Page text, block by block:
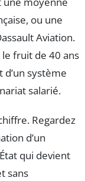
ou une
Aviation.
le fruit de 40 ans
système
salarié.
Regardez
d’un
qui devient
sans